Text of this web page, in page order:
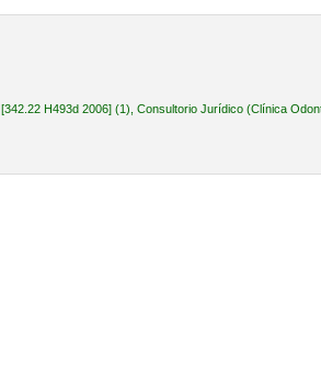
H493d 2006] (1), Consultorio Jurídico (Clínica